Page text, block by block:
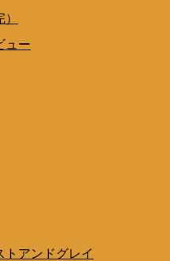
ュー
アンドグレイ